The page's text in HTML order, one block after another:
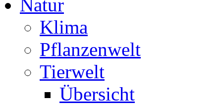
Natur
Klima
Pflanzenwelt
Tierwelt
Übersicht